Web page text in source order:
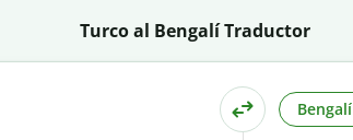
Turco al Bengalí Traductor
Bengalí